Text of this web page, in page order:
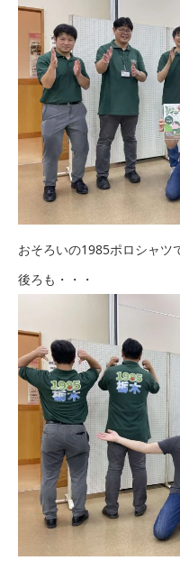
おそろいの1985ポロシャツ
後ろも・・・